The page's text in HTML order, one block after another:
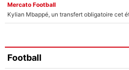
Mercato Football
Kylian Mbappé, un transfert obligatoire cet
Football